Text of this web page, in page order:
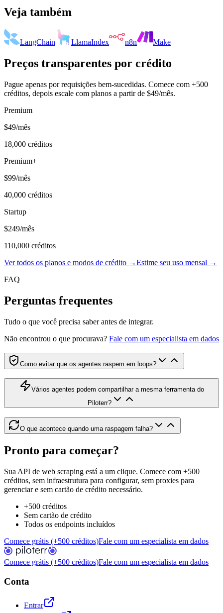
Veja também
LangChain LlamaIndex n8n Make
Preços transparentes por crédito
Pague apenas por requisições bem-sucedidas. Comece com +500
créditos, depois escale com planos a partir de $49/mês.
Premium
$49/mês
18,000 créditos
Premium+
$99/mês
40,000 créditos
Startup
$249/mês
110,000 créditos
Ver todos os planos e modos de crédito →Estime seu uso mensal →
FAQ
Perguntas frequentes
Tudo o que você precisa saber antes de integrar.
Não encontrou o que procurava? Fale com um especialista em dados
Como evitar que os agentes raspem em loops?
Vários agentes podem compartilhar a mesma ferramenta do
Piloterr?
O que acontece quando uma raspagem falha?
Pronto para começar?
Sua API de web scraping está a um clique. Comece com +500
créditos, sem infraestrutura para configurar, sem proxies para
gerenciar e sem cartão de crédito necessário.
+500 créditos
Sem cartão de crédito
Todos os endpoints incluídos
Comece grátis (+500 créditos)Fale com um especialista em dados
Comece grátis (+500 créditos)Fale com um especialista em dados
Conta
Entrar